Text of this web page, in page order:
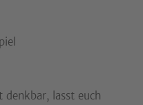
lasst euch